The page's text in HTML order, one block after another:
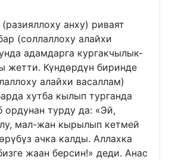
анху) риваят
(соллаллоху алайхи
адамдарга кургакчылык-
жетти. Күндөрдүн биринде
алайхи васаллам)
хутба кылып турганда
ордунан турду да: «Эй,
мал-жан кырылып кетмей
ачка калды. Аллахка
жаан берсин!» деди. Анас